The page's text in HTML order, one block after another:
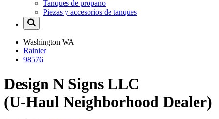
Tanques de propano
Piezas y accesorios de tanques
Washington WA
Rainier
98576
Design N Signs LLC
(U-Haul Neighborhood Dealer)